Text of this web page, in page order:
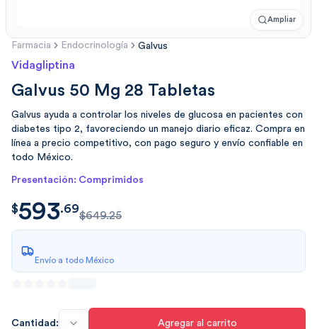
Ampliar
Farmacia Endocrinología Galvus
Vidagliptina
Galvus 50 Mg 28 Tabletas
Galvus ayuda a controlar los niveles de glucosa en pacientes con
diabetes tipo 2, favoreciendo un manejo diario eficaz. Compra en
línea a precio competitivo, con pago seguro y envío confiable en
todo México.
Presentación: Comprimidos
$593.6946
$593.69
$649.25
Envío a todo México
Cantidad: Agregar al carrito